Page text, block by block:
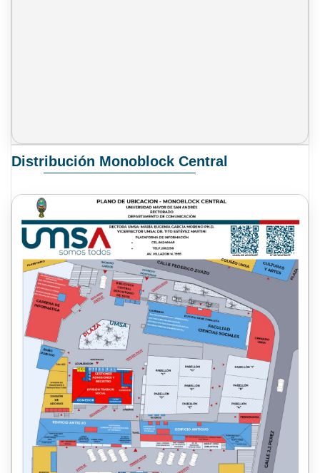
Distribución Monoblock Central